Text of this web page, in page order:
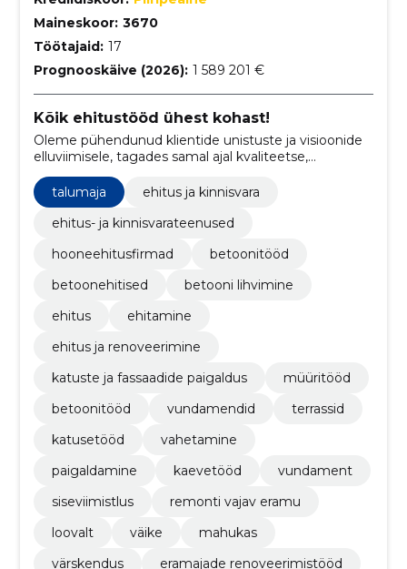
Maineskoor: 3670
Töötajaid: 17
Prognooskäive (2026): 1 589 201 €
Kõik ehitustööd ühest kohast!
Oleme pühendunud klientide unistuste ja visioonide
elluviimisele, tagades samal ajal kvaliteetse,
vastupidava ning professionaalselt viimistletud
tulemuse igas projektis.
talumaja
ehitus ja kinnisvara
ehitus- ja kinnisvarateenused
hooneehitusfirmad
betoonitööd
betoonehitised
betooni lihvimine
ehitus
ehitamine
ehitus ja renoveerimine
katuste ja fassaadide paigaldus
müüritööd
betoonitööd
vundamendid
terrassid
katusetööd
vahetamine
paigaldamine
kaevetööd
vundament
siseviimistlus
remonti vajav eramu
loovalt
väike
mahukas
värskendus
eramajade renoveerimistööd